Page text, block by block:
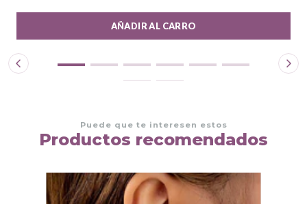
AÑADIR AL CARRO
Puede que te interesen estos
Productos recomendados